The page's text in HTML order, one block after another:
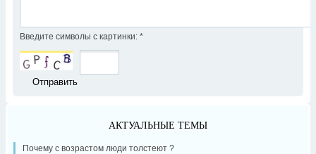
Введите символы с картинки: *
АКТУАЛЬНЫЕ ТЕМЫ
Почему с возрастом люди толстеют ?